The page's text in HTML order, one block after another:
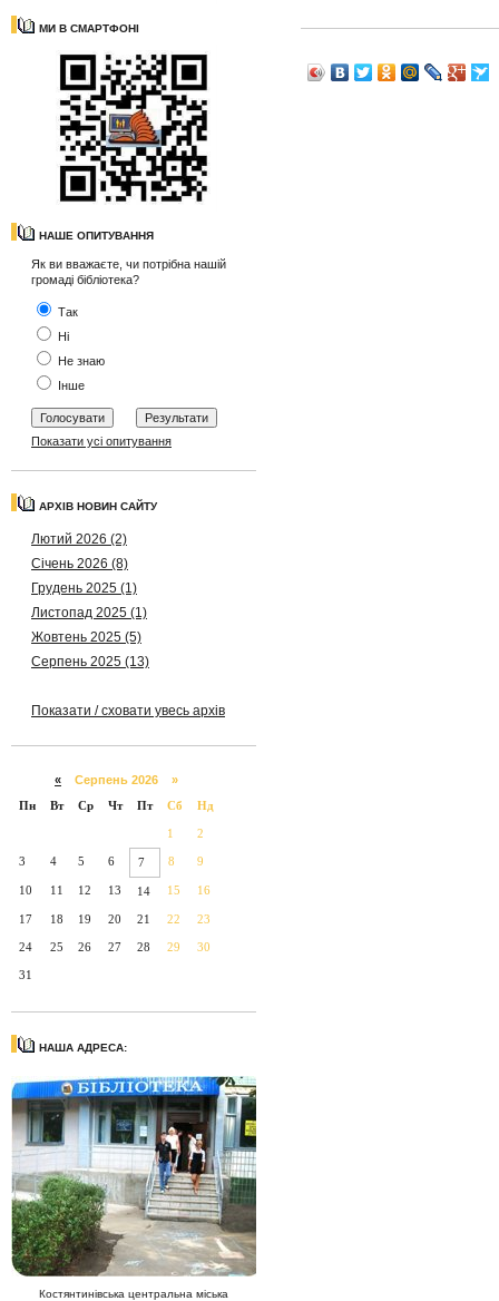
МИ В СМАРТФОНІ
НАШЕ ОПИТУВАННЯ
Як ви вважаєте, чи потрібна нашій
громаді бібліотека?
Так
Ні
Не знаю
Інше
Показати усі опитування
АРХІВ НОВИН САЙТУ
Лютий 2026 (2)
Січень 2026 (8)
Грудень 2025 (1)
Листопад 2025 (1)
Жовтень 2025 (5)
Серпень 2025 (13)
Показати / сховати увесь архів
« Серпень 2026 »
Пн
Вт Ср Чт Пт Сб Нд
1 2
3 4 5 6 7 8 9
10 11 12 13 14 15 16
17 18 19 20 21 22 23
24 25 26 27 28 29 30
31
НАША АДРЕСА:
Костянтинівська центральна міська